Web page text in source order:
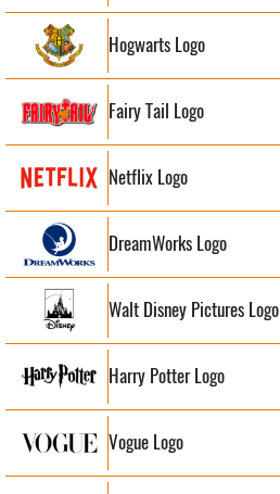
Hogwarts Logo
Fairy Tail Logo
Netflix Logo
DreamWorks Logo
Walt Disney Pictures Logo
Harry Potter Logo
Vogue Logo